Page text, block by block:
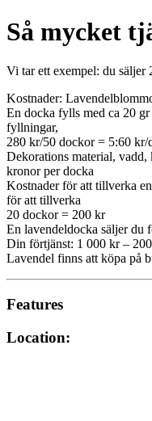
Så mycket
Vi tar ett exempel: du säljer
Kostnader:
En docka fylls med ca 20
fyllningar,
280 kr/50 dockor = 5:60 kr/
Dekorations material,
kronor per docka
Kostnader för att tillverka
för att tillverka
20 dockor = 200 kr
En lavendeldocka säljer
Din förtjänst: 1 000 kr –
Lavendel finns att köpa på
Features
Location: